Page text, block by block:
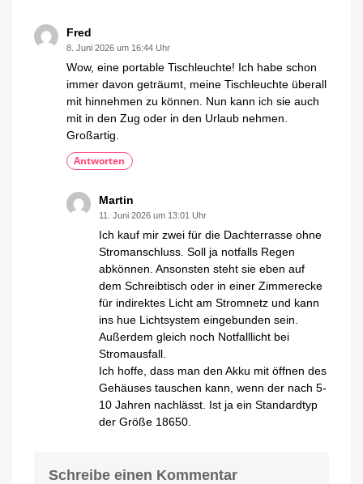
Fred
8. Juni 2026 um 16:44 Uhr
Wow, eine portable Tischleuchte! Ich habe schon
immer davon geträumt, meine Tischleuchte überall
mit hinnehmen zu können. Nun kann ich sie auch
mit in den Zug oder in den Urlaub nehmen.
Großartig.
Antworten
Martin
11. Juni 2026 um 13:01 Uhr
Ich kauf mir zwei für die Dachterrasse ohne
Stromanschluss. Soll ja notfalls Regen
abkönnen. Ansonsten steht sie eben auf
dem Schreibtisch oder in einer Zimmerecke
für indirektes Licht am Stromnetz und kann
ins hue Lichtsystem eingebunden sein.
Außerdem gleich noch Notfalllicht bei
Stromausfall.
Ich hoffe, dass man den Akku mit öffnen des
Gehäuses tauschen kann, wenn der nach 5-
10 Jahren nachlässt. Ist ja ein Standardtyp
der Größe 18650.
Schreibe einen Kommentar